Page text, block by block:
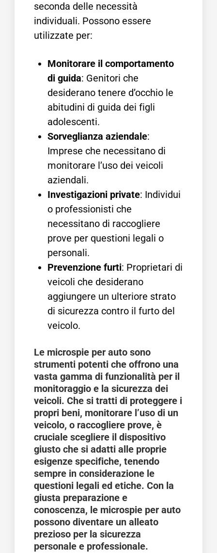
seconda delle necessità
individuali. Possono essere
utilizzate per:
Monitorare il comportamento
di guida: Genitori che
desiderano tenere d’occhio le
abitudini di guida dei figli
adolescenti.
Sorveglianza aziendale:
Imprese che necessitano di
monitorare l’uso dei veicoli
aziendali.
Investigazioni private: Individui
o professionisti che
necessitano di raccogliere
prove per questioni legali o
personali.
Prevenzione furti: Proprietari di
veicoli che desiderano
aggiungere un ulteriore strato
di sicurezza contro il furto del
veicolo.
Le microspie per auto sono
strumenti potenti che offrono una
vasta gamma di funzionalità per il
monitoraggio e la sicurezza dei
veicoli. Che si tratti di proteggere i
propri beni, monitorare l’uso di un
veicolo, o raccogliere prove, è
cruciale scegliere il dispositivo
giusto che si adatti alle proprie
esigenze specifiche, tenendo
sempre in considerazione le
questioni legali ed etiche. Con la
giusta preparazione e
conoscenza, le microspie per auto
possono diventare un alleato
prezioso per la sicurezza
personale e professionale.